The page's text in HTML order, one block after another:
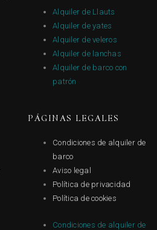
Alquiler de Llauts
Alquiler de yates
Alquiler de veleros
Alquiler de lanchas
Alquiler de barco con
patrón
PÁGINAS LEGALES
Condiciones de alquiler de
barco
Aviso legal
Política de privacidad
Política de cookies
Condiciones de alquiler de